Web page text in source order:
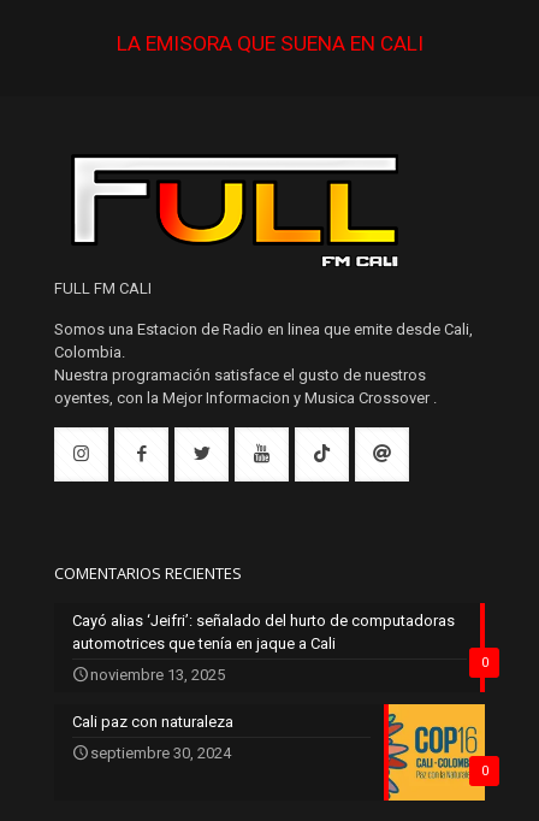
LA EMISORA QUESUENAEN CALI
FULL FM CALI
Somos una Estacion de Radio en linea que emite desde Cali,
Colombia.
Nuestra programación satisface el gusto de nuestros
oyentes, con la Mejor Informacion y Musica Crossover .
COMENTARIOS RECIENTES
0
Cayó alias ‘Jeifri’: señalado del hurto de computadoras
automotrices que tenía en jaque a Cali
noviembre 13, 2025
0
Cali paz con naturaleza
septiembre 30, 2024